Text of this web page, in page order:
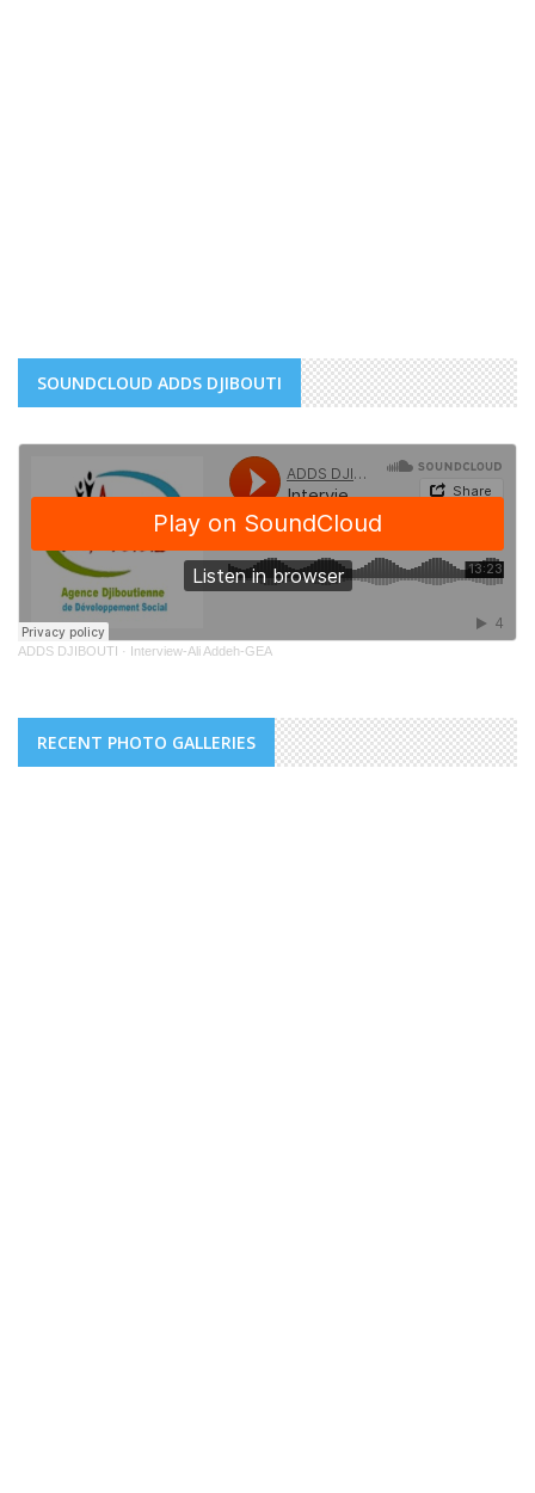
SOUNDCLOUD ADDS DJIBOUTI
ADDS DJIBOUTI · Interview-Ali Addeh-GEA
RECENT PHOTO GALLERIES